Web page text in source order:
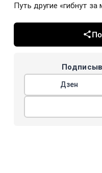
Путь другие «гибнут за
Дзен